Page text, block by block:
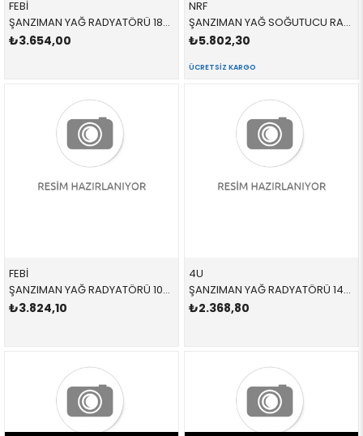
FEBİ
ŞANZIMAN YAĞ RADYATÖRÜ 185186 17217803830 17217803830 E46,E60,E61,E63,E64,E65,E66,E83 2.0D,2.5D,3.0D,3.5,M57,M57N2 2004-2014
₺3.654,00
NRF
ŞANZIMAN YAĞ SOĞUTUCU RADYATÖRÜ 310062 LR086284 LR079951
₺5.802,30
ÜCRETSIZ KARGO
FEBİ
ŞANZIMAN YAĞ RADYATÖRÜ 105923 17217529499 17217529499 E81,E87,E88,E90,E91,E92,E93,E84 1.6,1.8,2.0,2.5,3.0 SOGUTMA 2005-2012
₺3.824,10
4U
ŞANZIMAN YAĞ RADYATÖRÜ 14379BW 17217593856 17217593856 F25,F26 2.0İ,2.8İ,3.5İ,4.0İ 2012-
₺2.368,80